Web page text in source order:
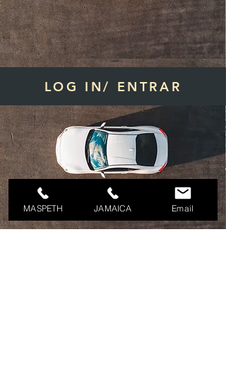
LOG IN/ ENTRAR
MASPETH JAMAICA Email